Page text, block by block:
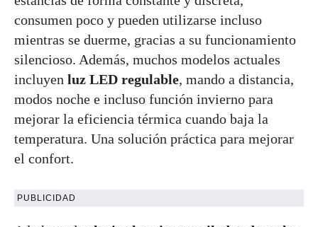
consumen poco y pueden utilizarse incluso
mientras se duerme, gracias a su funcionamiento
silencioso. Además, muchos modelos actuales
incluyen luz LED regulable, mando a distancia,
modos noche e incluso función invierno para
mejorar la eficiencia térmica cuando baja la
temperatura. Una solución práctica para mejorar
el confort.
PUBLICIDAD